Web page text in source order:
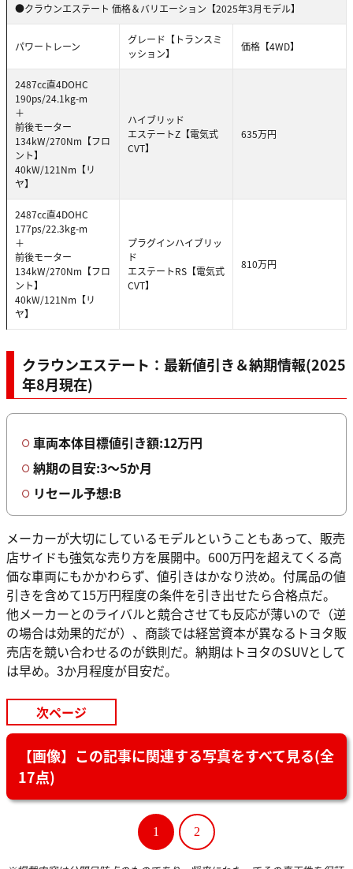
●クラウンエステート 価格＆バリエーション【2025年3月モデル】
パワートレーン
グレード【トランスミ
ッション】
価格【4WD】
2487cc直4DOHC
190ps/24.1kg-m
＋
前後モーター
134kW/270Nm【フロ
ント】
40kW/121Nm【リ
ヤ】
ハイブリッド
エステートZ【電気式
CVT】
635万円
2487cc直4DOHC
177ps/22.3kg-m
＋
前後モーター
134kW/270Nm【フロ
ント】
40kW/121Nm【リ
ヤ】
プラグインハイブリッ
ド
エステートRS【電気式
CVT】
810万円
クラウンエステート：最新値引き＆納期情報(2025
年8月現在)
車両本体目標値引き額:12万円
納期の目安:3〜5か月
リセール予想:B
メーカーが大切にしているモデルということもあって、販売
店サイドも強気な売り方を展開中。600万円を超えてくる高
価な車両にもかかわらず、値引きはかなり渋め。付属品の値
引きを含めて15万円程度の条件を引き出せたら合格点だ。
他メーカーとのライバルと競合させても反応が薄いので（逆
の場合は効果的だが）、商談では経営資本が異なるトヨタ販
売店を競い合わせるのが鉄則だ。納期はトヨタのSUVとして
は早め。3か月程度が目安だ。
次ページ
【画像】この記事に関連する写真をすべて見る(全
17点)
1 2